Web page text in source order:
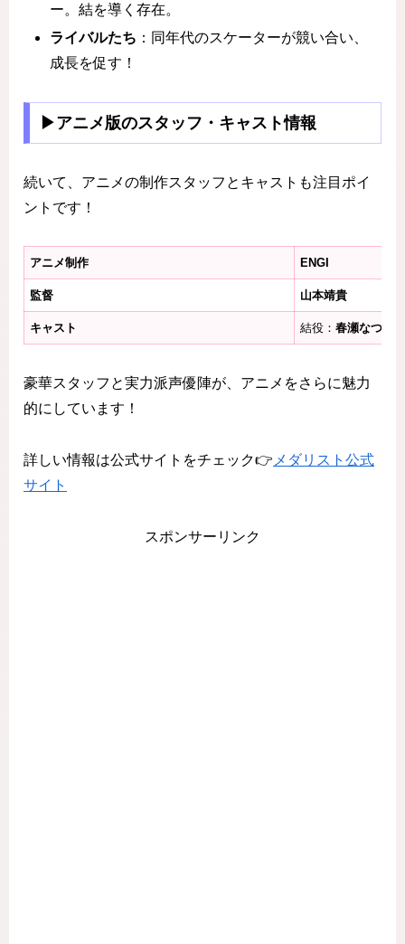
ー。結を導く存在。
ライバルたち ：同年代のスケーターが競い合い、
成長を促す！
▶アニメ版のスタッフ・キャスト情報
続いて、アニメの制作スタッフとキャストも注目ポイ
ントです！
アニメ制作 ENGI
監督 山本靖貴
キャスト 結役：春瀬なつみ
豪華スタッフと実力派声優陣が、アニメをさらに魅力
的にしています！
詳しい情報は公式サイトをチェック👉 メダリスト公式
サイト
スポンサーリンク